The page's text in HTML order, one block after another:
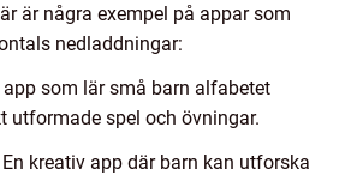
är några exempel på appar som
nedladdningar:
app som lär små barn alfabetet
utformade spel och övningar.
kreativ app där barn kan utforska